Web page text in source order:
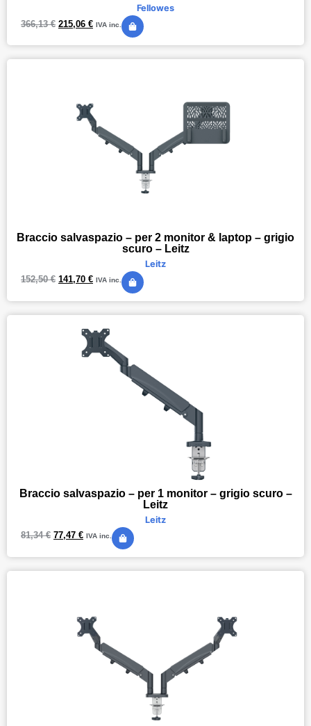
Fellowes
366,13€ 215,06 € IVA inc.
Braccio salvaspazio – per 2 monitor & laptop – grigio
scuro – Leitz
Leitz
152,50€ 141,70 € IVA inc.
Braccio salvaspazio – per 1 monitor – grigio scuro –
Leitz
Leitz
81,34€ 77,47 € IVA inc.